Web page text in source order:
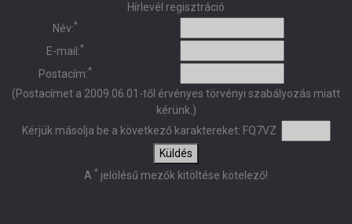
Hírlevél regisztráció
Név:*
E-mail:*
Postacím:*
(Postacímet a 2009.06.01-től érvényes törvényi szabályozás miatt
kérünk.)
Kérjük másolja be a következő karaktereket: FQ7VZ
Küldés
A * jelölésű mezők kitöltése kötelező!